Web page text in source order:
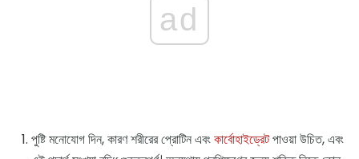
ad
পুষ্টি মনোযোগ দিন, কারণ শরীরের প্রোটিন এবংকার্বোহাইড্রেটপাওয়া উচিত, এবং